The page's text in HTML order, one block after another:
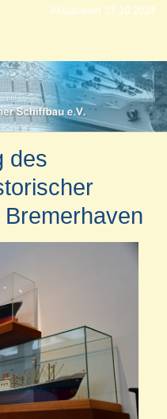
Aktualisiert 27.10.2024
des